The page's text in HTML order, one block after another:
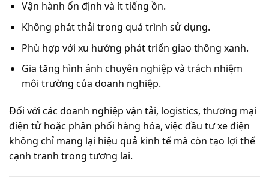
Vận hành ổn định và ít tiếng ồn.
Không phát thải trong quá trình sử dụng.
Phù hợp với xu hướng phát triển giao thông xanh.
Gia tăng hình ảnh chuyên nghiệp và trách nhiệm
môi trường của doanh nghiệp.
Đối với các doanh nghiệp vận tải, logistics, thương mại
điện tử hoặc phân phối hàng hóa, việc đầu tư xe điện
không chỉ mang lại hiệu quả kinh tế mà còn tạo lợi thế
cạnh tranh trong tương lai.